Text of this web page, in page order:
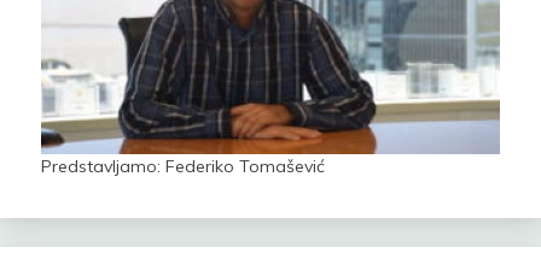
Predstavljamo: Federiko Tomašević